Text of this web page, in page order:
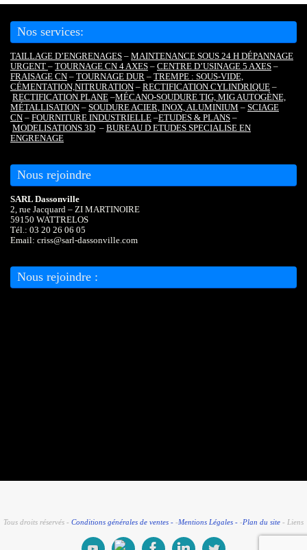
Nos services:
TAILLAGE D’ENGRENAGES – MAINTENANCE SOUS 24 H DÉPANNAGE
URGENT – TOURNAGE CN 4 AXES – CENTRE D’USINAGE 5 AXES –
FRAISAGE CN – TOURNAGE DUR – TREMPE : SOUS-VIDE,
CÉMENTATION,NITRURATION – RECTIFICATION CYLINDRIQUE –
RECTIFICATION PLANE –MÉCANO-SOUDURE TIG, MIG AUTOGÈNE,
MÉTALLISATION – SOUDURE ACIER, INOX, ALUMINIUM – SCIAGE
CN – FOURNITURE INDUSTRIELLE –ETUDES & PLANS –
MODELISATIONS 3D – BUREAU D ETUDES SPECIALISE EN
ENGRENAGE
Nous rejoindre
SARL Dassonville
2, rue Jacquard – ZI MARTINOIRE
59150 WATTRELOS
Tél.: 03 20 26 06 05
Email: criss@sarl-dassonville.com
Nous rejoindre :
Tous droits réservés - Conditions générales de ventes - -Mentions Légales - -Plan du site - Liens